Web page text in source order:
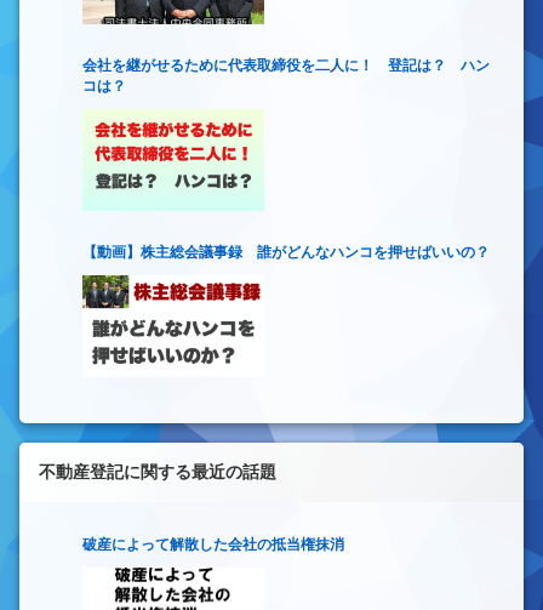
会社を継がせるために代表取締役を二人に！ 登記は？ ハン
コは？
【動画】株主総会議事録 誰がどんなハンコを押せばいいの？
不動産登記に関する最近の話題
破産によって解散した会社の抵当権抹消